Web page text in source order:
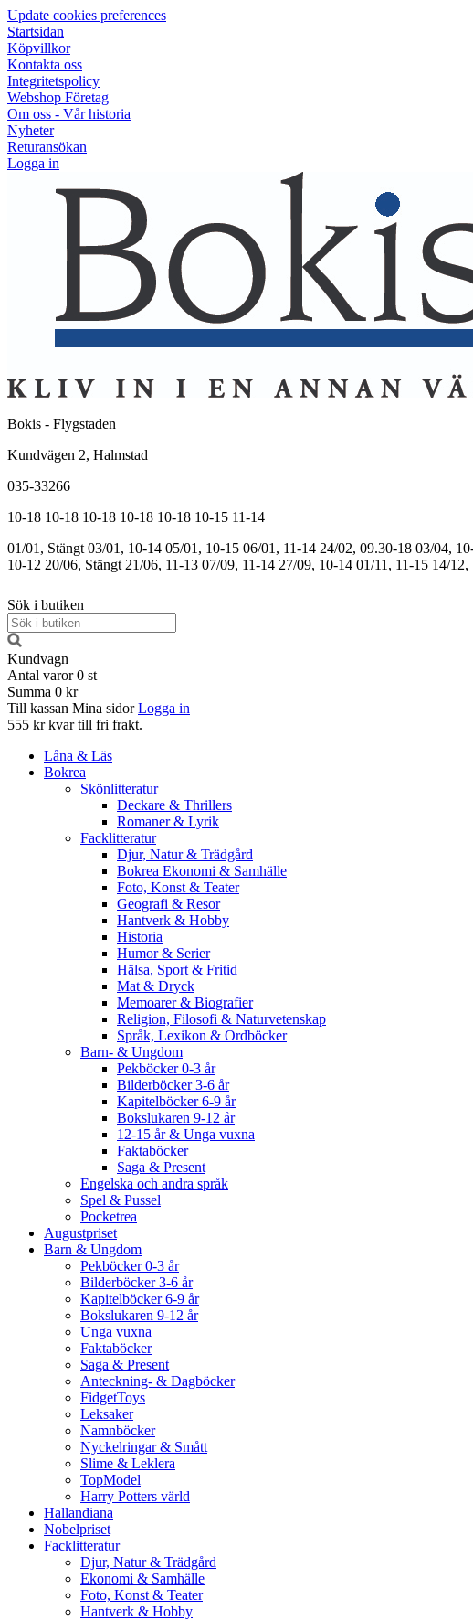
Update cookies preferences
Startsidan
Köpvillkor
Kontakta oss
Integritetspolicy
Webshop Företag
Om oss - Vår historia
Nyheter
Returansökan
Logga in
Bokis - Flygstaden
Kundvägen 2, Halmstad
035-33266
10-18 10-18 10-18 10-18 10-18 10-15 11-14
01/01, Stängt 03/01, 10-14 05/01, 10-15 06/01, 11-14 24/02, 09.30-18 03/04,
10-12 20/06, Stängt 21/06, 11-13 07/09, 11-14 27/09, 10-14 01/11, 11-15 14/12,
Sök i butiken
Kundvagn
Antal varor 0 st
Summa 0 kr
Till kassan Mina sidor Logga in
555 kr kvar till fri frakt.
Låna & Läs
Bokrea
Skönlitteratur
Deckare & Thrillers
Romaner & Lyrik
Facklitteratur
Djur, Natur & Trädgård
Bokrea Ekonomi & Samhälle
Foto, Konst & Teater
Geografi & Resor
Hantverk & Hobby
Historia
Humor & Serier
Hälsa, Sport & Fritid
Mat & Dryck
Memoarer & Biografier
Religion, Filosofi & Naturvetenskap
Språk, Lexikon & Ordböcker
Barn- & Ungdom
Pekböcker 0-3 år
Bilderböcker 3-6 år
Kapitelböcker 6-9 år
Bokslukaren 9-12 år
12-15 år & Unga vuxna
Faktaböcker
Saga & Present
Engelska och andra språk
Spel & Pussel
Pocketrea
Augustpriset
Barn & Ungdom
Pekböcker 0-3 år
Bilderböcker 3-6 år
Kapitelböcker 6-9 år
Bokslukaren 9-12 år
Unga vuxna
Faktaböcker
Saga & Present
Anteckning- & Dagböcker
FidgetToys
Leksaker
Namnböcker
Nyckelringar & Smått
Slime & Leklera
TopModel
Harry Potters värld
Hallandiana
Nobelpriset
Facklitteratur
Djur, Natur & Trädgård
Ekonomi & Samhälle
Foto, Konst & Teater
Hantverk & Hobby